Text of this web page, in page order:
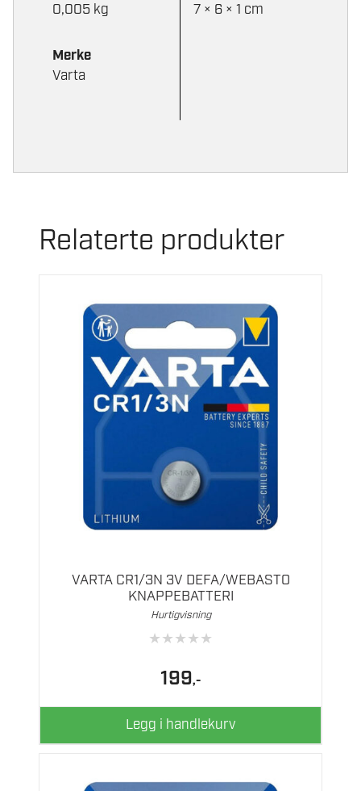
0,005 kg
7 × 6 × 1 cm
Merke
Varta
Relaterte produkter
VARTA CR1/3N 3V DEFA/WEBASTO
KNAPPEBATTERI
Hurtigvisning
★★★★★
199,-
Legg i handlekurv